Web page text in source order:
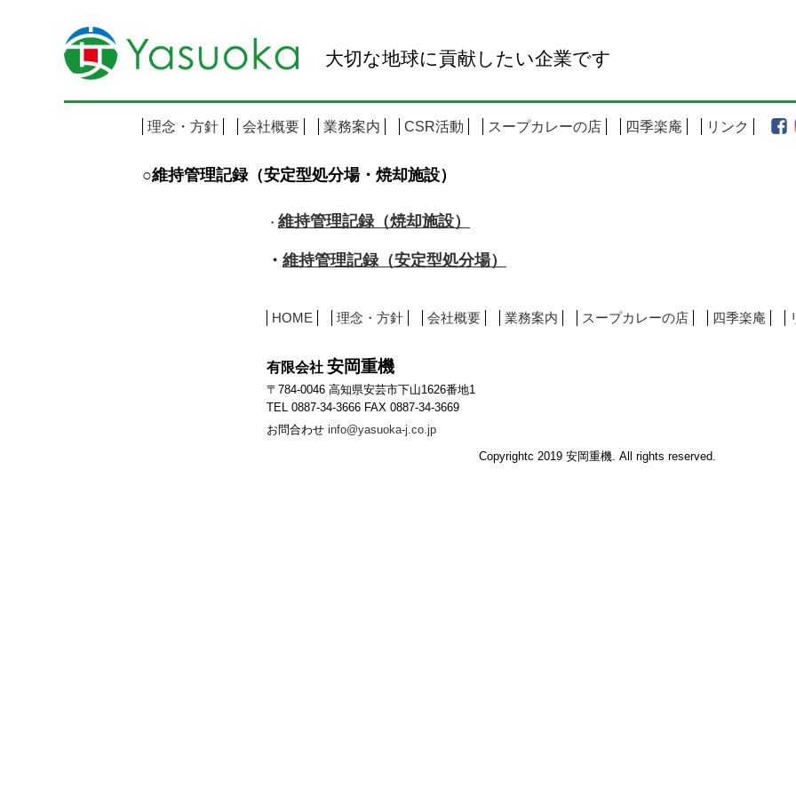
大切な地球に貢献したい企業です
理念・方針 会社概要 業務案内 CSR活動 スープカレーの店 四季楽庵 リンク
○維持管理記録（安定型処分場・焼却施設）
・ 維持管理記録（焼却施設）
・ 維持管理記録（安定型処分場）
HOME 理念・方針 会社概要 業務案内 スープカレーの店 四季楽庵
有限会社 安岡重機
〒784-0046 高知県安芸市下山1626番地1
TEL 0887-34-3666 FAX 0887-34-3669
お問合わせ info@yasuoka-j.co.jp
Copyrightc 2019 安岡重機. All rights reserved.